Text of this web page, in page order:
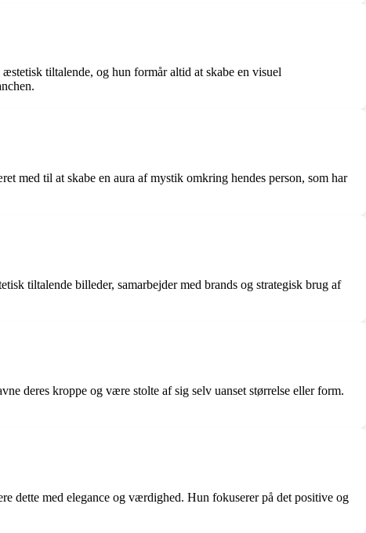
tiltalende, og hun formår altid at skabe en visuel
med til at skabe en aura af mystik omkring hendes person, som har
tiltalende billeder, samarbejder med brands og strategisk brug af
deres kroppe og være stolte af sig selv uanset størrelse eller form.
dette med elegance og værdighed. Hun fokuserer på det positive og